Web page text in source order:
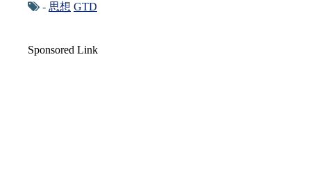
- 思想 GTD
Sponsored Link